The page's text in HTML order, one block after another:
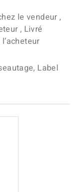
le vendeur ,
, Livré
Label